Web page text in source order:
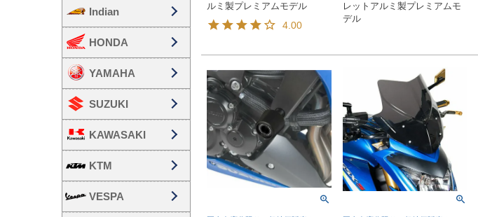
Indian
HONDA
YAMAHA
SUZUKI
KAWASAKI
KTM
VESPA
ルミ製プレミアムモデル
4.00
レットアルミ製プレミアムモ
デル